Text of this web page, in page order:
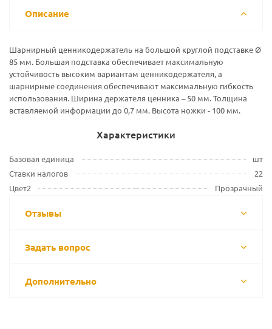
Описание
Шарнирный ценникодержатель на большой круглой подставке Ø
85 мм. Большая подставка обеспечивает максимальную
устойчивость высоким вариантам ценникодержателя, а
шарнирные соединения обеспечивают максимальную гибкость
использования. Ширина держателя ценника – 50 мм. Толщина
вставляемой информации до 0,7 мм. Высота ножки - 100 мм.
Характеристики
Базовая единица
шт
Ставки налогов
22
Цвет2
Прозрачный
Отзывы
Задать вопрос
Дополнительно